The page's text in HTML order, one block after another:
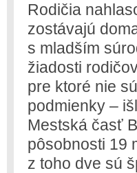
Rodičia
zostávajú
s mladším
žiadosti
pre ktoré nie
podmienky –
Mestská časť
pôsobnosti 19
z toho dve sú